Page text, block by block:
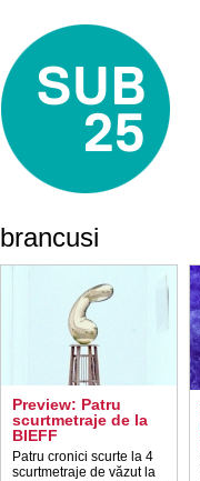
brancusi
Preview: Patru
scurtmetraje de la
BIEFF
Patru cronici scurte la 4
scurtmetraje de văzut la